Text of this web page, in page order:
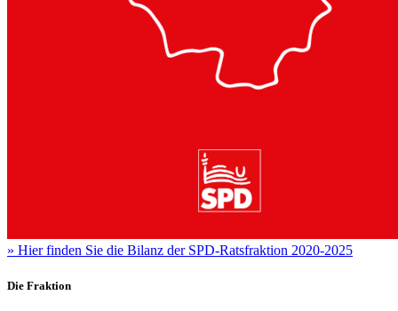
» Hier finden Sie die Bilanz der SPD-Ratsfraktion 2020-2025
Die Fraktion